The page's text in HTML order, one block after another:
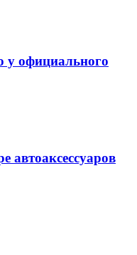
у официального
автоаксессуаров